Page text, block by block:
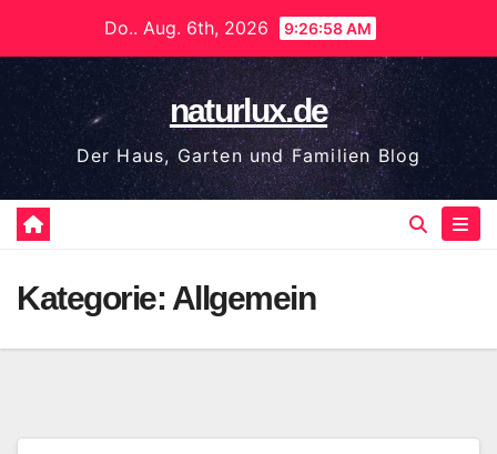
springen
Do.. Aug. 6th, 2026 9:26:59 AM
naturlux.de
Der Haus, Garten und Familien Blog
Kategorie: Allgemein